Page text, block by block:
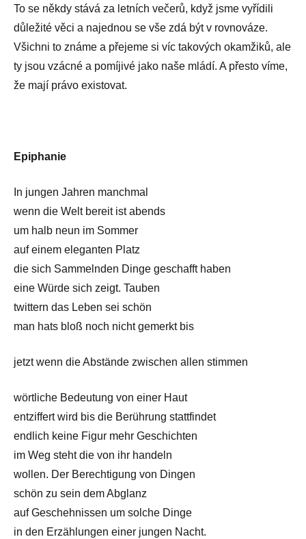
To se někdy stává za letních večerů, když jsme vyřídili
důležité věci a najednou se vše zdá být v rovnováze.
Všichni to známe a přejeme si víc takových okamžiků, ale
ty jsou vzácné a pomíjivé jako naše mládí. A přesto víme,
že mají právo existovat.
Epiphanie
In jungen Jahren manchmal
wenn die Welt bereit ist abends
um halb neun im Sommer
auf einem eleganten Platz
die sich Sammelnden Dinge geschafft haben
eine Würde sich zeigt. Tauben
twittern das Leben sei schön
man hats bloß noch nicht gemerkt bis
jetzt wenn die Abstände zwischen allen stimmen
wörtliche Bedeutung von einer Haut
entziffert wird bis die Berührung stattfindet
endlich keine Figur mehr Geschichten
im Weg steht die von ihr handeln
wollen. Der Berechtigung von Dingen
schön zu sein dem Abglanz
auf Geschehnissen um solche Dinge
in den Erzählungen einer jungen Nacht.